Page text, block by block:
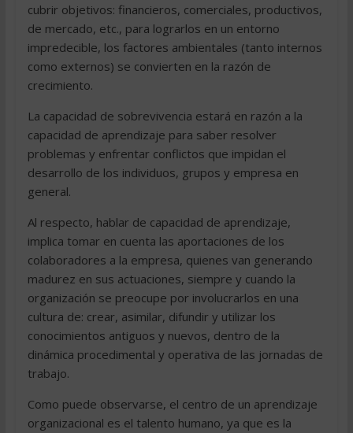
cubrir objetivos: financieros, comerciales, productivos,
de mercado, etc., para lograrlos en un entorno
impredecible, los factores ambientales (tanto internos
como externos) se convierten en la razón de
crecimiento.
La capacidad de sobrevivencia estará en razón a la
capacidad de aprendizaje para saber resolver
problemas y enfrentar conflictos que impidan el
desarrollo de los individuos, grupos y empresa en
general.
Al respecto, hablar de capacidad de aprendizaje,
implica tomar en cuenta las aportaciones de los
colaboradores a la empresa, quienes van generando
madurez en sus actuaciones, siempre y cuando la
organización se preocupe por involucrarlos en una
cultura de: crear, asimilar, difundir y utilizar los
conocimientos antiguos y nuevos, dentro de la
dinámica procedimental y operativa de las jornadas de
trabajo.
Como puede observarse, el centro de un aprendizaje
organizacional es el talento humano, ya que es la